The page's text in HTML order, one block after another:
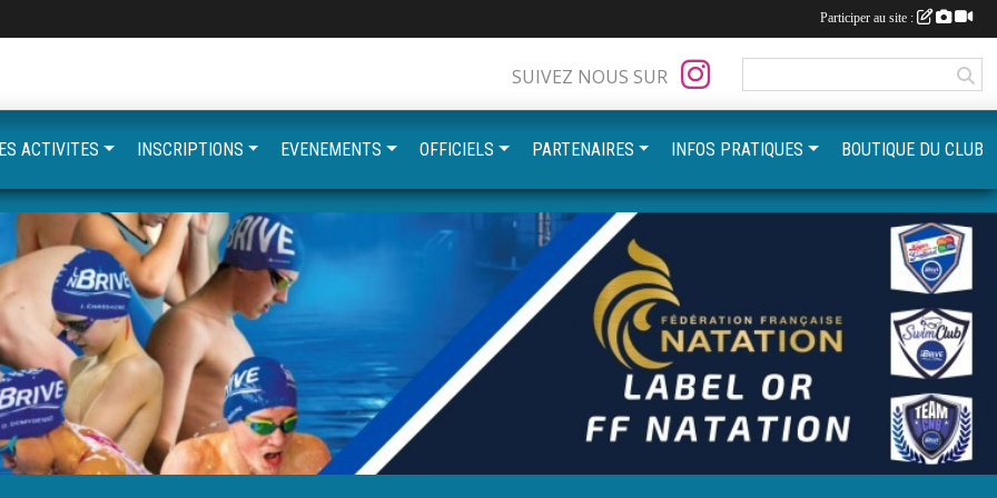
SUIVEZ NOUS SUR
ACTIVITES INSCRIPTIONS EVENEMENTS OFFICIELS PARTENAIRES INFOS PRATIQUES BOUTIQUE DU CLUB
Participer au site :